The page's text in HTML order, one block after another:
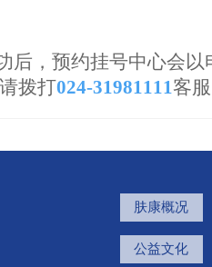
后，预约挂号中心会
拨打024-31981111客
肤康概况
公益文化